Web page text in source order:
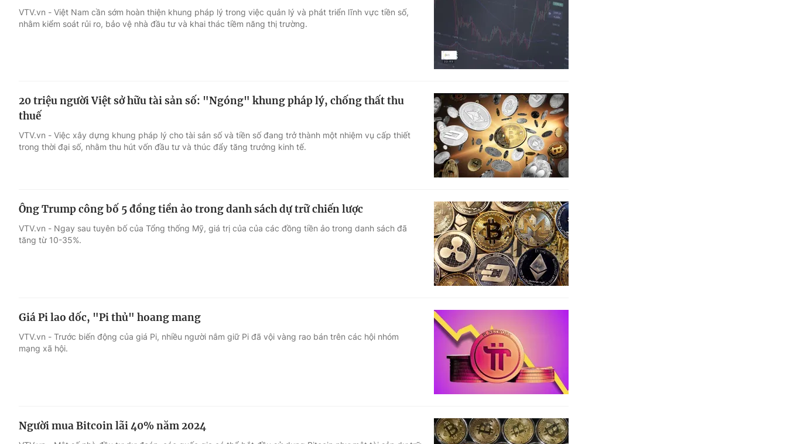
VTV.vn - Việt Nam cần sớm hoàn thiện khung pháp lý trong việc quản lý và phát triển lĩnh vực tiền số,
nhằm kiểm soát rủi ro, bảo vệ nhà đầu tư và khai thác tiềm năng thị trường.
20 triệu người Việt sở hữu tài sản số: "Ngóng" khung pháp lý, chống thất thu
thuế
VTV.vn - Việc xây dựng khung pháp lý cho tài sản số và tiền số đang trở thành một nhiệm vụ cấp thiết
trong thời đại số, nhằm thu hút vốn đầu tư và thúc đẩy tăng trưởng kinh tế.
Ông Trump công bố 5 đồng tiền ảo trong danh sách dự trữ chiến lược
VTV.vn - Ngay sau tuyên bố của Tổng thống Mỹ, giá trị của của các đồng tiền ảo trong danh sách đã
tăng từ 10-35%.
Giá Pi lao dốc, "Pi thủ" hoang mang
VTV.vn - Trước biến động của giá Pi, nhiều người nắm giữ Pi đã vội vàng rao bán trên các hội nhóm
mạng xã hội.
Người mua Bitcoin lãi 40% năm 2024